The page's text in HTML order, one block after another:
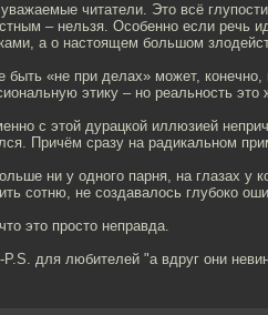
читатели. Это всё
– нельзя. Особенно если речь
а о настоящем большом
быть «не при делах» может,
этику – но реальность это
с этой дурацкой иллюзией
Причём сразу на радикальном
ни у одного парня, на глазах у
сотню, не создавалось глубоко
это просто неправда.
для любителей "а вдруг они